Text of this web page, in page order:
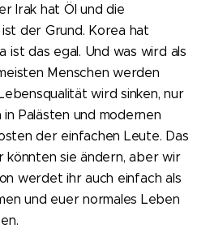
Irak hat Öl und die
der Grund. Korea hat
das egal. Und was wird als
Menschen werden
wird sinken, nur
Palästen und modernen
der einfachen Leute. Das
könnten sie ändern, aber wir
werdet ihr auch einfach als
und euer normales Leben